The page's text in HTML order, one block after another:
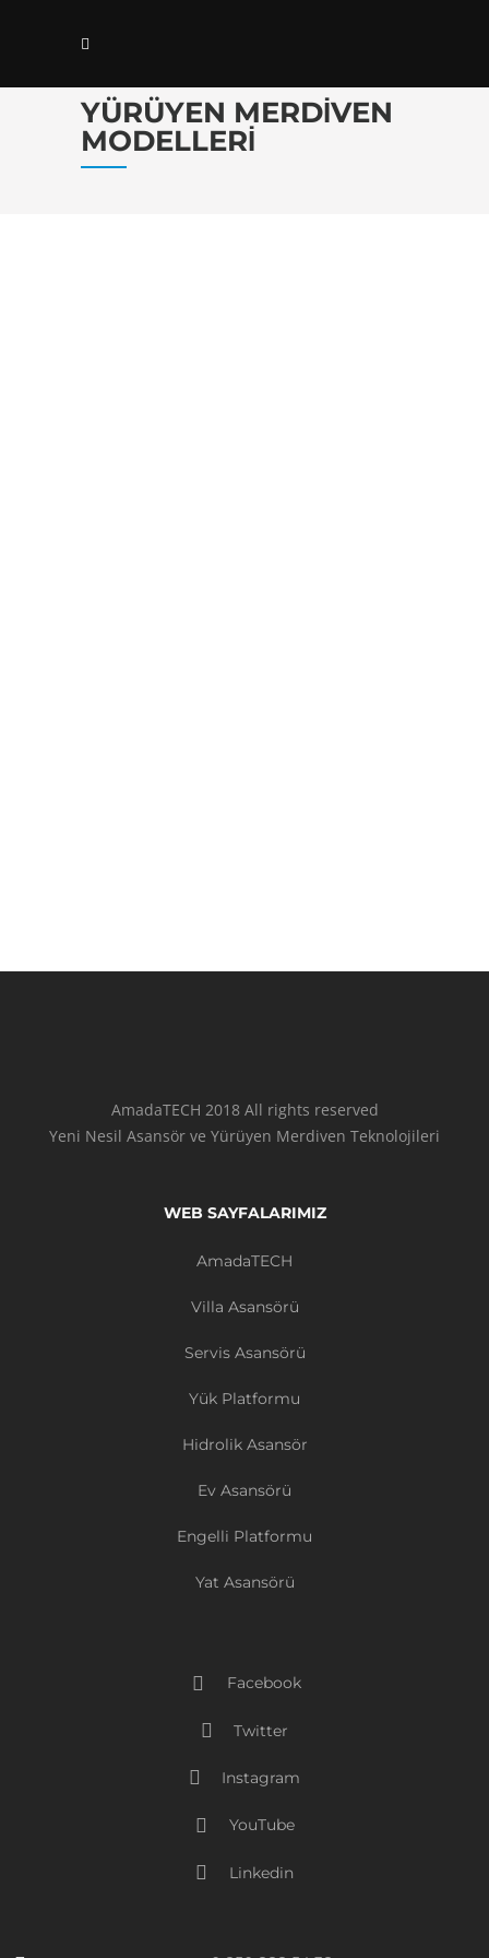
YÜRÜYEN MERDIVEN
MODELLERI
AmadaTECH 2018 All rights reserved
Yeni Nesil Asansör ve Yürüyen Merdiven Teknolojileri
WEB SAYFALARIMIZ
AmadaTECH
Villa Asansörü
Servis Asansörü
Yük Platformu
Hidrolik Asansör
Ev Asansörü
Engelli Platformu
Yat Asansörü
Facebook
Twitter
Instagram
YouTube
Linkedin